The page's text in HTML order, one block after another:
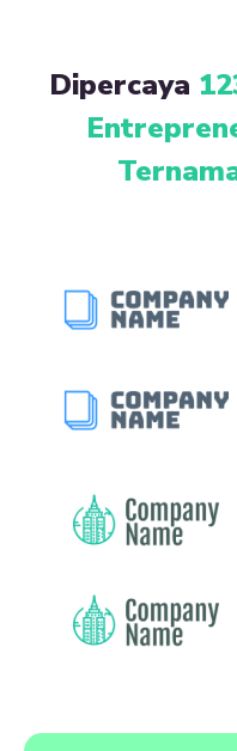
Dipercaya